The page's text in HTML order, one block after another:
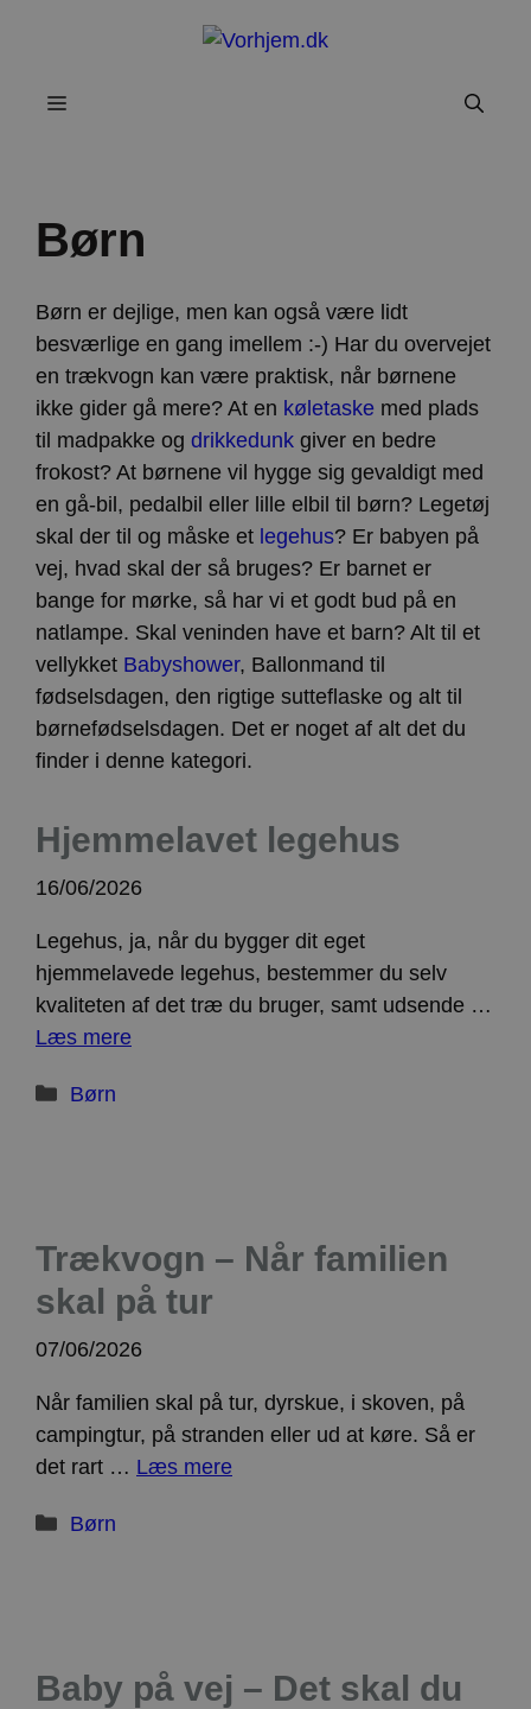
Menu
Børn
Børn er dejlige, men kan også være lidt
besværlige en gang imellem :-) Har du overvejet
en trækvogn kan være praktisk, når børnene
ikke gider gå mere? At en køletaske med plads
til madpakke og drikkedunk giver en bedre
frokost? At børnene vil hygge sig gevaldigt med
en gå-bil, pedalbil eller lille elbil til børn? Legetøj
skal der til og måske et legehus? Er babyen på
vej, hvad skal der så bruges? Er barnet er
bange for mørke, så har vi et godt bud på en
natlampe. Skal veninden have et barn? Alt til et
vellykket Babyshower, Ballonmand til
fødselsdagen, den rigtige sutteflaske og alt til
børnefødselsdagen. Det er noget af alt det du
finder i denne kategori.
Hjemmelavet legehus
16/06/2026
Legehus, ja, når du bygger dit eget
hjemmelavede legehus, bestemmer du selv
kvaliteten af det træ du bruger, samt udsende …
Læs mere
Kategorier
Børn
Trækvogn – Når familien
skal på tur
07/06/2026
Når familien skal på tur, dyrskue, i skoven, på
campingtur, på stranden eller ud at køre. Så er
det rart … Læs mere
Kategorier
Børn
Baby på vej – Det skal du